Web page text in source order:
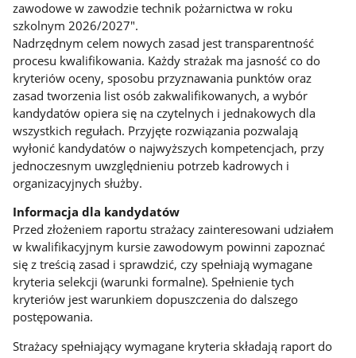
zawodowe w zawodzie technik pożarnictwa w roku
szkolnym 2026/2027".
Nadrzędnym celem nowych zasad jest transparentność
procesu kwalifikowania. Każdy strażak ma jasność co do
kryteriów oceny, sposobu przyznawania punktów oraz
zasad tworzenia list osób zakwalifikowanych, a wybór
kandydatów opiera się na czytelnych i jednakowych dla
wszystkich regułach. Przyjęte rozwiązania pozwalają
wyłonić kandydatów o najwyższych kompetencjach, przy
jednoczesnym uwzględnieniu potrzeb kadrowych i
organizacyjnych służby.
Informacja dla kandydatów
Przed złożeniem raportu strażacy zainteresowani udziałem
w kwalifikacyjnym kursie zawodowym powinni zapoznać
się z treścią zasad i sprawdzić, czy spełniają wymagane
kryteria selekcji (warunki formalne). Spełnienie tych
kryteriów jest warunkiem dopuszczenia do dalszego
postępowania.
Strażacy spełniający wymagane kryteria składają raport do